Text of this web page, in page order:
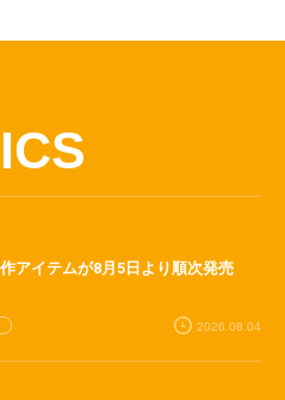
アイテムが8月5日より順次発売
2026.08.04